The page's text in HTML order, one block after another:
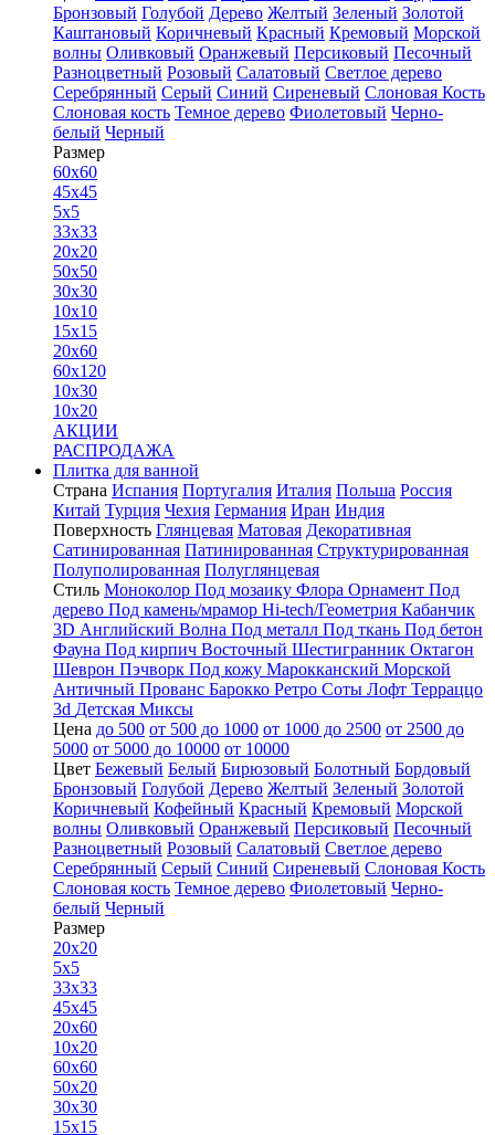
Бронзовый Голубой Дерево Желтый Зеленый Золотой
Каштановый Коричневый Красный Кремовый Морской
волны Оливковый Оранжевый Персиковый Песочный
Разноцветный Розовый Салатовый Светлое дерево
Серебрянный Серый Синий Сиреневый Слоновая Кость
Слоновая кость Темное дерево Фиолетовый Черно-
белый Черный
Размер
60x60
45x45
5x5
33x33
20x20
50x50
30x30
10x10
15x15
20x60
60x120
10x30
10x20
АКЦИИ
РАСПРОДАЖА
Плитка для ванной
Страна Испания Португалия Италия Польша Россия
Китай Турция Чехия Германия Иран Индия
Поверхность Глянцевая Матовая Декоративная
Сатинированная Патинированная Структурированная
Полуполированная Полуглянцевая
Стиль Моноколор Под мозаику Флора Орнамент Под
дерево Под камень/мрамор Hi-tech/Геометрия Кабанчик
3D Английский Волна Под металл Под ткань Под бетон
Фауна Под кирпич Восточный Шестигранник Октагон
Шеврон Пэчворк Под кожу Марокканский Морской
Античный Прованс Барокко Ретро Соты Лофт Терраццо
3d Детская Миксы
Цена до 500 от 500 до 1000 от 1000 до 2500 от 2500 до
5000 от 5000 до 10000 от 10000
Цвет Бежевый Белый Бирюзовый Болотный Бордовый
Бронзовый Голубой Дерево Желтый Зеленый Золотой
Коричневый Кофейный Красный Кремовый Морской
волны Оливковый Оранжевый Персиковый Песочный
Разноцветный Розовый Салатовый Светлое дерево
Серебрянный Серый Синий Сиреневый Слоновая Кость
Слоновая кость Темное дерево Фиолетовый Черно-
белый Черный
Размер
20x20
5x5
33x33
45x45
20x60
10x20
60x60
50x20
30x30
15x15